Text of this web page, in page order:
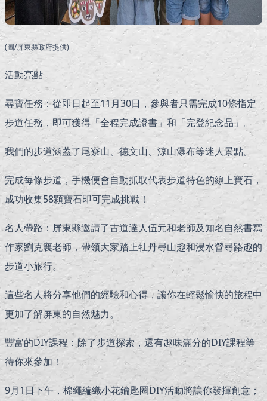
(圖/屏東縣政府提供)
活動亮點
尋寶任務：從即日起至11月30日，參與者只需完成10條指定
步道任務，即可獲得「全程完成證書」和「完登紀念品」。
我們的步道涵蓋了尾寮山、德文山、涼山瀑布等迷人景點。
完成每條步道，手機便會自動抓取代表步道特色的線上寶石，
成功收集58顆寶石即可完成挑戰！
名人帶路：屏東縣邀請了古道達人伍元和老師及知名自然書寫
作家劉克襄老師，帶領大家踏上牡丹尋山趣和浸水營尋路趣的
步道小旅行。
這些名人將分享他們的經驗和心得，讓你在輕鬆愉快的旅程中
更加了解屏東的自然魅力。
豐富的DIY課程：除了步道探索，還有趣味滿分的DIY課程等
待你來參加！
9月1日下午，棉繩編織小花鑰匙圈DIY活動將讓你發揮創意；